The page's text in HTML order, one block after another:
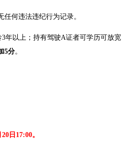
任何违法违纪行为记录。
3年以上；持有驾驶A证者可学历可放宽
5分。
日17:00。